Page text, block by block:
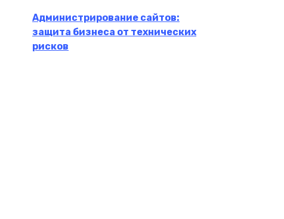
Администрирование сайтов:
защита бизнеса от технических
рисков